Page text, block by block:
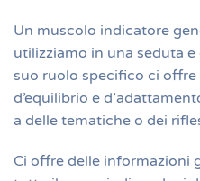
Un muscolo indicatore
utilizziamo in una seduta
suo ruolo specifico ci
d’equilibrio e
a delle tematiche o dei
Ci offre delle informazioni